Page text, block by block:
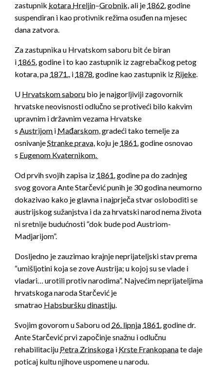
zastupnik kotara Hreljin–Grobnik, ali je 1862.godine
suspendiran i kao protivnik režima osuđen na mjesec
dana zatvora.
Za zastupnika u Hrvatskom saboru bit će biran
i 1865.godine i to kao zastupnik iz zagrebačkog petog
kotara, pa 1871., i 1878.godine kao zastupnik iz Rijeke.
U Hrvatskom saboru bio je najgorljiviji zagovornik
hrvatske neovisnosti odlučno se protiveći bilo kakvim
upravnim i državnim vezama Hrvatske
s Austrijom i Mađarskom, gradeći tako temelje za
osnivanjeStranke prava, koju je 1861.godine osnovao
s Eugenom Kvaternikom.
Od prvih svojih zapisa iz 1861.godine pa do zadnjeg
svog govora Ante Starčević punih je 30 godina neumorno
dokazivao kako je glavna i najprječa stvar osloboditi se
austrijskog sužanjstva i da za hrvatski narod nema života
ni sretnije budućnosti “dok bude pod Austriom-
Madjarijom”.
Dosljedno je zauzimao krajnje neprijateljski stav prema
“umišljotini koja se zove Austrija; u kojoj su se vlade i
vladari… urotili protiv narodima”. Najvećim neprijateljima
hrvatskoga naroda Starčević je
smatrao Habsburškudinastiju.
Svojim govorom u Saboru od 26. lipnja 1861.godine dr.
Ante Starčević prvi započinje snažnu i odlučnu
rehabilitaciju Petra Zrinskoga i Krste Frankopanate daje
poticaj kultu njihove uspomene u narodu.